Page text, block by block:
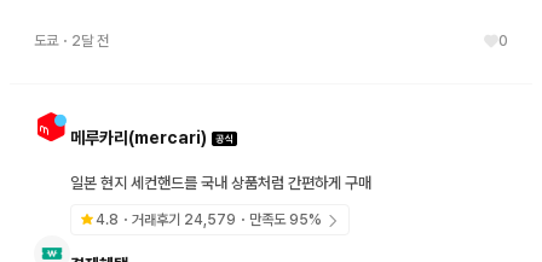
도쿄・ 2달 전 0
메루카리(mercari)
일본 현지 세컨핸드를 국내 상품처럼 간편하게 구매
4.8 ・거래후기 24,579 ・만족도95%